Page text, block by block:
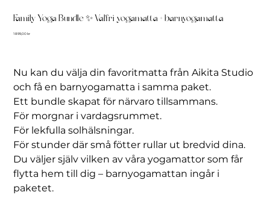
Family Yoga Bundle ✨ Valfri yogamatta + barnyogamatta
Pris
1 899,00 kr
Nu kan du välja din favoritmatta från Aikita Studio
och få en barnyogamatta i samma paket.
Ett bundle skapat för närvaro tillsammans.
För morgnar i vardagsrummet.
För lekfulla solhälsningar.
För stunder där små fötter rullar ut bredvid dina.
Du väljer själv vilken av våra yogamattor som får
flytta hem till dig – barnyogamattan ingår i
paketet.